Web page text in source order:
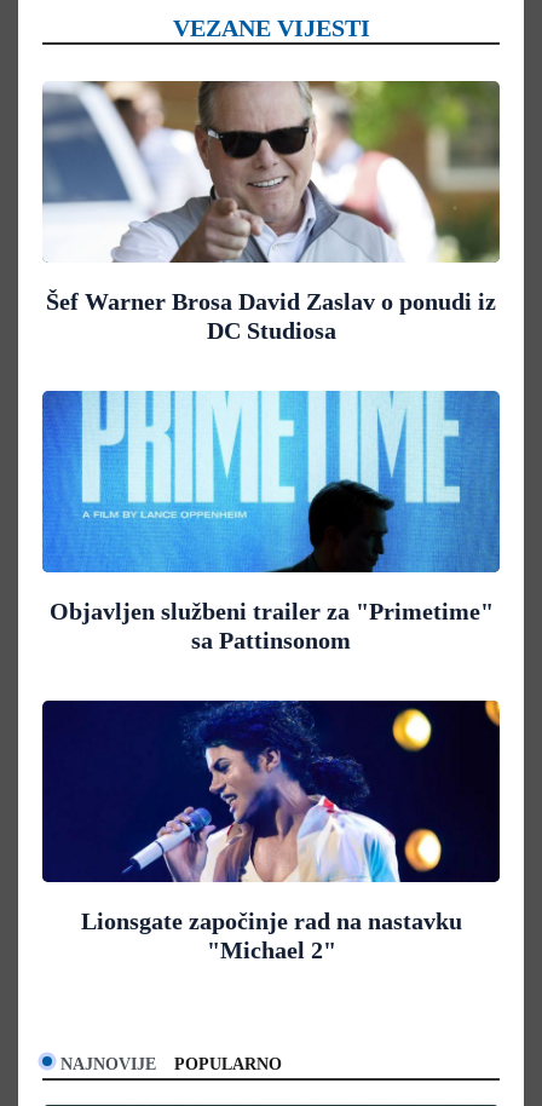
VEZANE VIJESTI
Šef Warner Brosa David Zaslav o ponudi iz
DC Studiosa
Objavljen službeni trailer za "Primetime"
sa Pattinsonom
Lionsgate započinje rad na nastavku
"Michael 2"
NAJNOVIJE POPULARNO